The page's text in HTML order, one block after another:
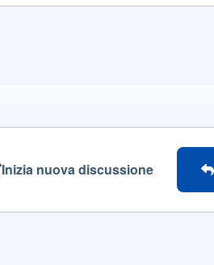
Inizia nuova discussione